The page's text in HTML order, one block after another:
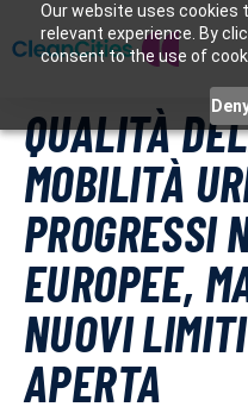
Our website uses cookies
relevant experience. By
consent to the use of
QUALITÀ
MOBILITÀ
PROGRESSI
EUROPEE,
NUOVI
APERTA